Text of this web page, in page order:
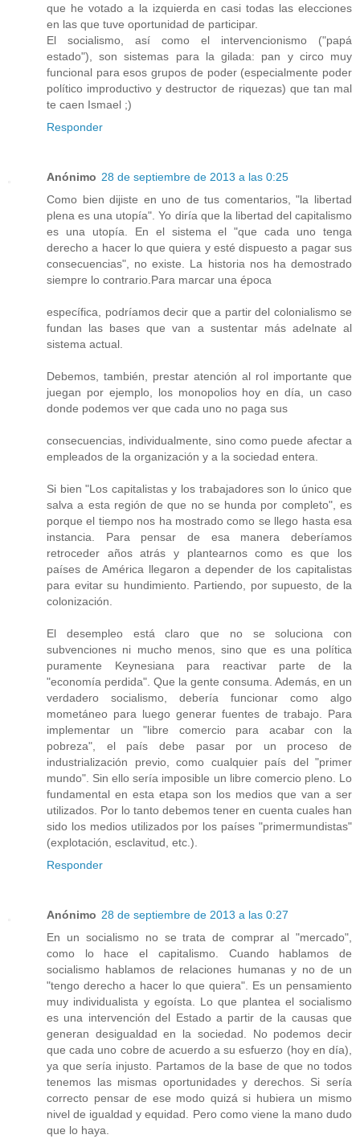
que he votado a la izquierda en casi todas las elecciones
en las que tuve oportunidad de participar.
El socialismo, así como el intervencionismo ("papá
estado"), son sistemas para la gilada: pan y circo muy
funcional para esos grupos de poder (especialmente poder
político improductivo y destructor de riquezas) que tan mal
te caen Ismael ;)
Responder
Anónimo 28 de septiembre de 2013 a las 0:25
Como bien dijiste en uno de tus comentarios, "la libertad
plena es una utopía". Yo diría que la libertad del capitalismo
es una utopía. En el sistema el "que cada uno tenga
derecho a hacer lo que quiera y esté dispuesto a pagar sus
consecuencias", no existe. La historia nos ha demostrado
siempre lo contrario.Para marcar una época
específica, podríamos decir que a partir del colonialismo se
fundan las bases que van a sustentar más adelnate al
sistema actual.
Debemos, también, prestar atención al rol importante que
juegan por ejemplo, los monopolios hoy en día, un caso
donde podemos ver que cada uno no paga sus
consecuencias, individualmente, sino como puede afectar a
empleados de la organización y a la sociedad entera.
Si bien "Los capitalistas y los trabajadores son lo único que
salva a esta región de que no se hunda por completo", es
porque el tiempo nos ha mostrado como se llego hasta esa
instancia. Para pensar de esa manera deberíamos
retroceder años atrás y plantearnos como es que los
países de América llegaron a depender de los capitalistas
para evitar su hundimiento. Partiendo, por supuesto, de la
colonización.
El desempleo está claro que no se soluciona con
subvenciones ni mucho menos, sino que es una política
puramente Keynesiana para reactivar parte de la
"economía perdida". Que la gente consuma. Además, en un
verdadero socialismo, debería funcionar como algo
mometáneo para luego generar fuentes de trabajo. Para
implementar un "libre comercio para acabar con la
pobreza", el país debe pasar por un proceso de
industrialización previo, como cualquier país del "primer
mundo". Sin ello sería imposible un libre comercio pleno. Lo
fundamental en esta etapa son los medios que van a ser
utilizados. Por lo tanto debemos tener en cuenta cuales han
sido los medios utilizados por los países "primermundistas"
(explotación, esclavitud, etc.).
Responder
Anónimo 28 de septiembre de 2013 a las 0:27
En un socialismo no se trata de comprar al "mercado",
como lo hace el capitalismo. Cuando hablamos de
socialismo hablamos de relaciones humanas y no de un
"tengo derecho a hacer lo que quiera". Es un pensamiento
muy individualista y egoísta. Lo que plantea el socialismo
es una intervención del Estado a partir de la causas que
generan desigualdad en la sociedad. No podemos decir
que cada uno cobre de acuerdo a su esfuerzo (hoy en día),
ya que sería injusto. Partamos de la base de que no todos
tenemos las mismas oportunidades y derechos. Si sería
correcto pensar de ese modo quizá si hubiera un mismo
nivel de igualdad y equidad. Pero como viene la mano dudo
que lo haya.